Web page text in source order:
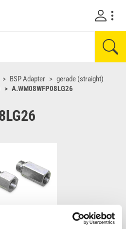
BSP Adapter
gerade (straight)
A.WM08WFP08LG26